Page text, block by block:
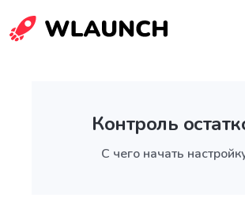
Контроль
С чего начать